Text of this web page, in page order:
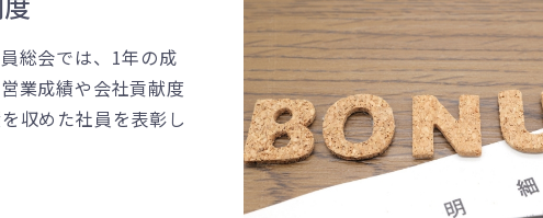
総会では、1年の成
業成績や会社貢献度
収めた社員を表彰し